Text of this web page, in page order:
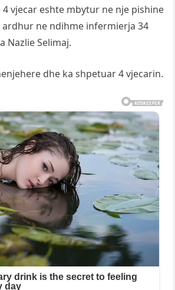
4 vjecar eshte mbytur ne nje pishine
ardhur ne ndihme infermierja 34
Nazlie Selimaj.
dhe ka shpetuar 4 vjecarin.